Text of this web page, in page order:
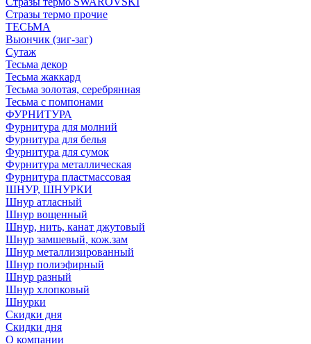
Стразы термо прочие
ТЕСЬМА
Вьюнчик (зиг-заг)
Сутаж
Тесьма декор
Тесьма жаккард
Тесьма золотая, серебрянная
Тесьма с помпонами
ФУРНИТУРА
Фурнитура для молний
Фурнитура для белья
Фурнитура для сумок
Фурнитура металлическая
Фурнитура пластмассовая
ШНУР, ШНУРКИ
Шнур атласный
Шнур вощенный
Шнур, нить, канат джутовый
Шнур замшевый, кож.зам
Шнур металлизированный
Шнур полиэфирный
Шнур разный
Шнур хлопковый
Шнурки
Скидки дня
Скидки дня
О компании